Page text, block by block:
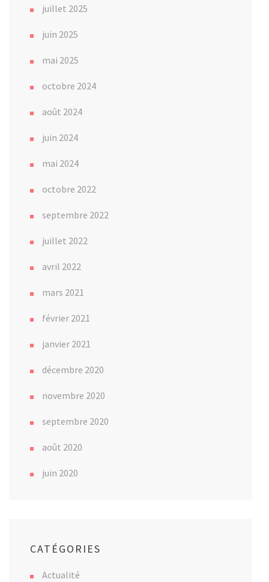
juillet 2025
juin 2025
mai 2025
octobre 2024
août 2024
juin 2024
mai 2024
octobre 2022
septembre 2022
juillet 2022
avril 2022
mars 2021
février 2021
janvier 2021
décembre 2020
novembre 2020
septembre 2020
août 2020
juin 2020
CATÉGORIES
Actualité